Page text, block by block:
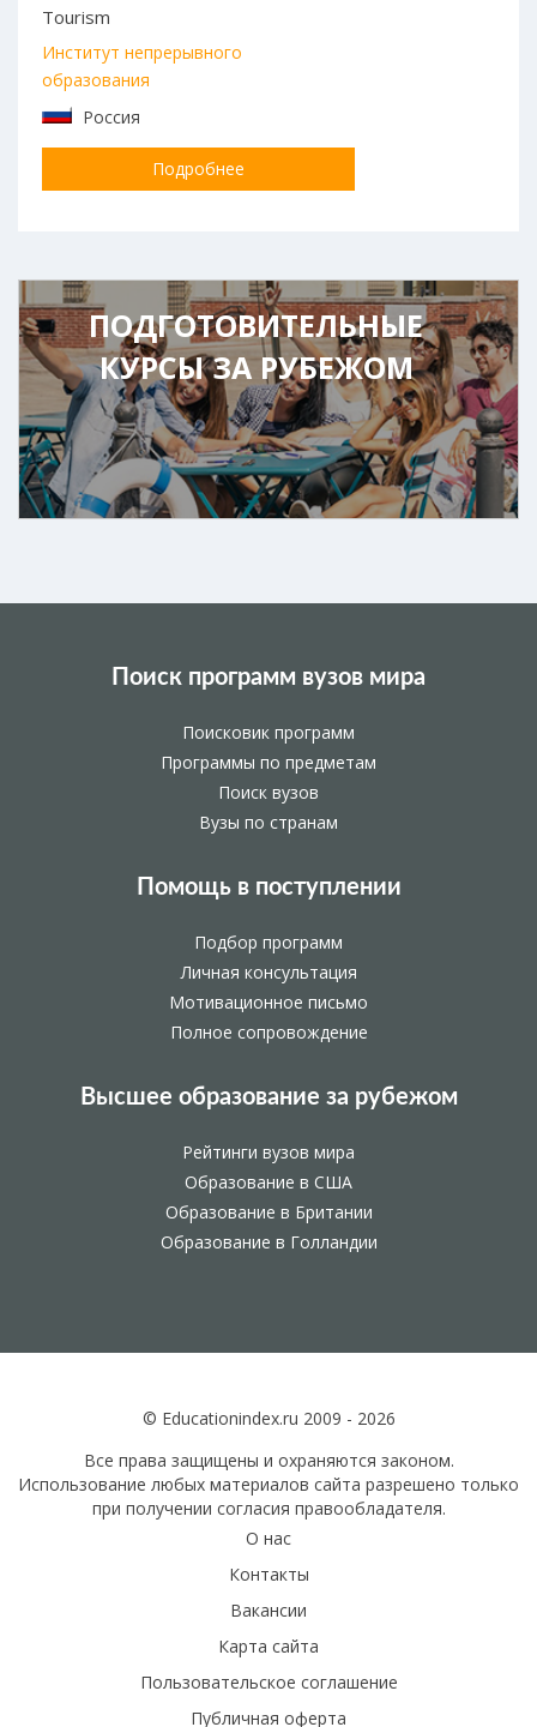
Tourism
Институт непрерывного
образования
Россия
Подробнее
ПОДГОТОВИТЕЛЬНЫЕ
КУРСЫ ЗА РУБЕЖОМ
Поиск программ вузов мира
Поисковик программ
Программы по предметам
Поиск вузов
Вузы по странам
Помощь в поступлении
Подбор программ
Личная консультация
Мотивационное письмо
Полное сопровождение
Высшее образование за рубежом
Рейтинги вузов мира
Образование в США
Образование в Британии
Образование в Голландии
© Educationindex.ru 2009 - 2026
Все права защищены и охраняются законом.
Использование любых материалов сайта разрешено только
при получении согласия правообладателя.
О нас
Контакты
Вакансии
Карта сайта
Пользовательское соглашение
Публичная оферта